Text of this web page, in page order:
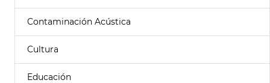
Contaminación Acústica
Cultura
Educación